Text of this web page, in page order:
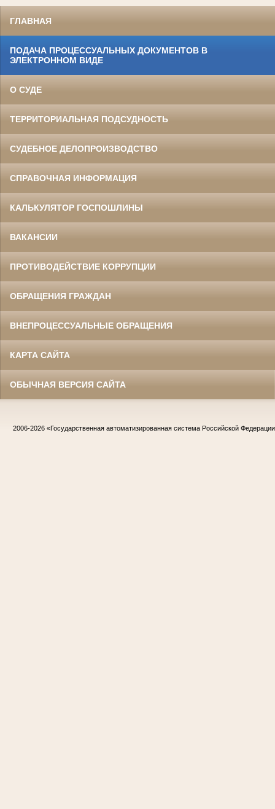
ГЛАВНАЯ
ПОДАЧА ПРОЦЕССУАЛЬНЫХ ДОКУМЕНТОВ В
ЭЛЕКТРОННОМ ВИДЕ
О СУДЕ
ТЕРРИТОРИАЛЬНАЯ ПОДСУДНОСТЬ
СУДЕБНОЕ ДЕЛОПРОИЗВОДСТВО
СПРАВОЧНАЯ ИНФОРМАЦИЯ
КАЛЬКУЛЯТОР ГОСПОШЛИНЫ
ВАКАНСИИ
ПРОТИВОДЕЙСТВИЕ КОРРУПЦИИ
ОБРАЩЕНИЯ ГРАЖДАН
ВНЕПРОЦЕССУАЛЬНЫЕ ОБРАЩЕНИЯ
КАРТА САЙТА
ОБЫЧНАЯ ВЕРСИЯ САЙТА
2006-2026 «Государственная автоматизированная система Российской